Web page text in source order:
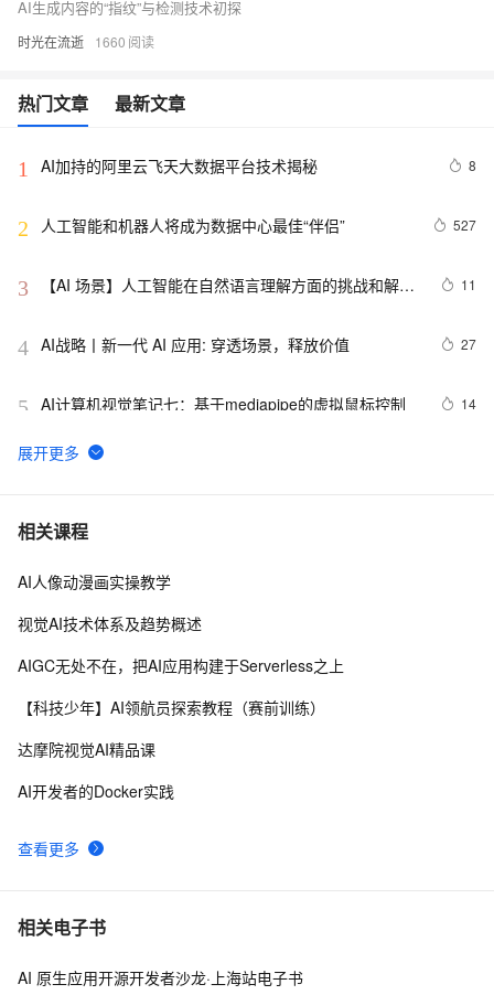
AI生成内容的“指纹”与检测技术初探
时光在流逝 1660
热门文章 最新文章
1 AI加持的阿里云飞天大数据平台技术揭秘 8
2 人工智能和机器人将成为数据中心最佳“伴侣” 527
3
【AI 场景】人工智能在自然语言理解方面的挑战和解决
11
4 AI战略丨新一代 AI 应用: 穿透场景，释放价值 27
5 AI计算机视觉笔记七：基于mediapipe的虚拟鼠标控制 14
6
AAAI,ICML,CVPR,NeurIPS...31篇国际七大AI顶会2021
7 视觉AI五天训练营教程 Day 1
8 固特异（Goodyear）利用人工智能和物联网实现数字化
10【学习记录】《DeepLearning.ai》第十课：卷积神经网
相关课程
查看更多
AI人像动漫画实操教学
视觉AI技术体系及趋势概述
AIGC无处不在，把AI应用构建于Serverless之上
【科技少年】AI领航员探索教程（赛前训练）
达摩院视觉AI精品课
AI开发者的Docker实践
相关电子书
AI 原生应用开源开发者沙龙·上海站电子书